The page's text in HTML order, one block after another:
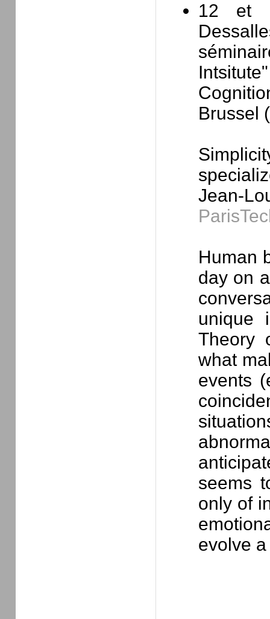
12 et
Brussel
Jean-
Human
day on
unique
Theory
what
events
seems
only of
evolve